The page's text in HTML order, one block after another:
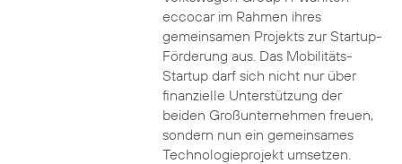
eccocar im Rahmen ihres
gemeinsamen Projekts zur Startup-
Förderung aus. Das Mobilitäts-
Startup darf sich nicht nur über
finanzielle Unterstützung der
beiden Großunternehmen freuen,
sondern nun ein gemeinsames
Technologieprojekt umsetzen.